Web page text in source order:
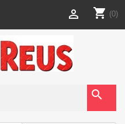
shopping_cart (0)

search